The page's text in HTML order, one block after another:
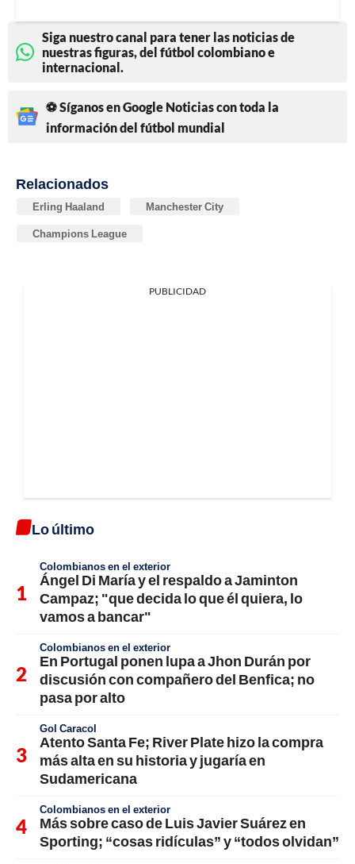
Siga nuestro canal para tener las noticias de
nuestras figuras, del fútbol colombiano e
internacional.
⚽ Síganos en Google Noticias con toda la
información del fútbol mundial
Relacionados
Erling Haaland Manchester City
Champions League
PUBLICIDAD
Lo último
Colombianos en el exterior
Ángel Di María y el respaldo a Jaminton
Campaz; "que decida lo que él quiera, lo
vamos a bancar"
Colombianos en el exterior
En Portugal ponen lupa a Jhon Durán por
discusión con compañero del Benfica; no
pasa por alto
Gol Caracol
Atento Santa Fe; River Plate hizo la compra
más alta en su historia y jugaría en
Sudamericana
Colombianos en el exterior
Más sobre caso de Luis Javier Suárez en
Sporting; “cosas ridículas” y “todos olvidan”